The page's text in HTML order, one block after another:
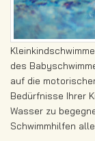
des
auf die
Bedürfnisse Ihrer
Wasser zu
Schwimmhilfen